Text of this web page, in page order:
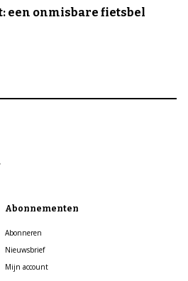
een onmisbare fietsbel
Abonnementen
Abonneren
Nieuwsbrief
Mijn account